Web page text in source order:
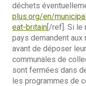
déchets
plus.org/en/
eat-britain[/ref]. Si le
pays demandent aux
avant de déposer
communales de
sont fermées dans
les programmes de